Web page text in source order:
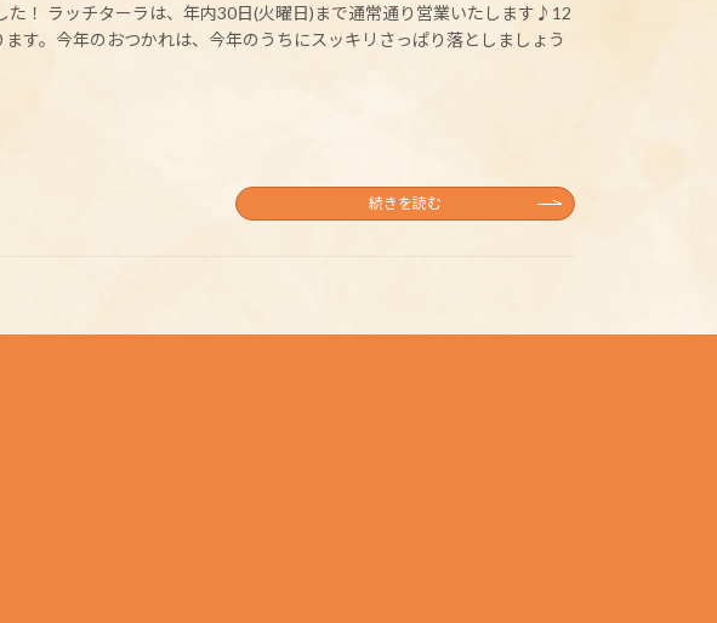
た！ ラッチターラは、年内30日(火曜日)まで通常通り営業いたします♪12
す。今年のおつかれは、今年のうちにスッキリさっぱり落としましょう
続きを読む